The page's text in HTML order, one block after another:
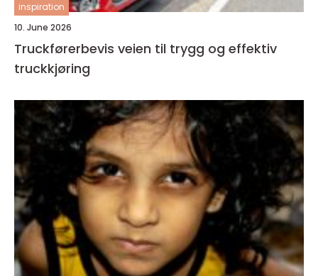
inspiration
10. June 2026
Truckførerbevis veien til trygg og effektiv
truckkjøring